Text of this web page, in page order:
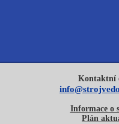
Kontaktní
Informace o
Plán